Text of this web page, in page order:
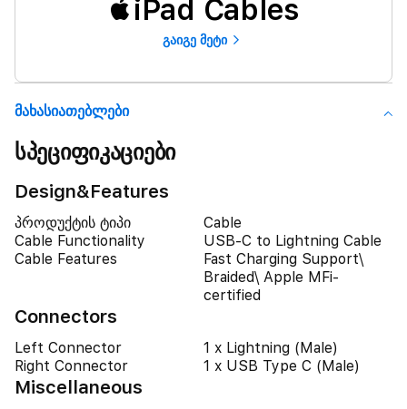
iPad Cables
გაიგე მეტი
Მახასიათებლები
სპეციფიკაციები
Design&Features
პროდუქტის ტიპი
Cable
Cable Functionality
USB-C to Lightning Cable
Cable Features
Fast Charging Support\
Braided\ Apple MFi-
certified
Connectors
Left Connector
1 x Lightning (Male)
Right Connector
1 x USB Type C (Male)
Miscellaneous